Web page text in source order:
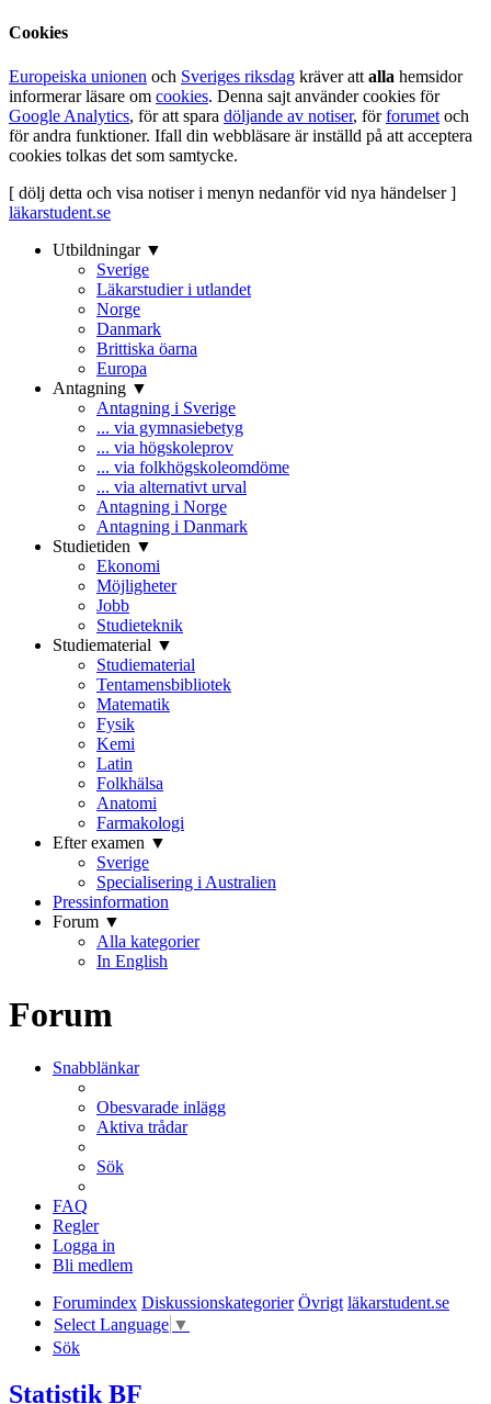
Cookies
Europeiska unionen och Sveriges riksdag kräver att alla hemsidor
informerar läsare om cookies. Denna sajt använder cookies för
Google Analytics, för att spara döljande av notiser, förforumet och
för andra funktioner. Ifall din webbläsare är inställd på att acceptera
cookies tolkas det som samtycke.
[ dölj detta och visa notiser i menyn nedanför vid nya händelser ]
läkarstudent.se
Utbildningar ▼
Sverige
Läkarstudier i utlandet
Norge
Danmark
Brittiska öarna
Europa
Antagning ▼
Antagning i Sverige
... via gymnasiebetyg
... via högskoleprov
... via folkhögskoleomdöme
... via alternativt urval
Antagning i Norge
Antagning i Danmark
Studietiden ▼
Ekonomi
Möjligheter
Jobb
Studieteknik
Studiematerial ▼
Studiematerial
Tentamensbibliotek
Matematik
Fysik
Kemi
Latin
Folkhälsa
Anatomi
Farmakologi
Efter examen ▼
Sverige
Specialisering i Australien
Pressinformation
Forum ▼
Alla kategorier
In English
Forum
Snabblänkar
Obesvarade inlägg
Aktiva trådar
Sök
FAQ
Regler
Logga in
Bli medlem
Forumindex Diskussionskategorier Övrigt läkarstudent.se
Select Language ▼
Sök
Statistik BF